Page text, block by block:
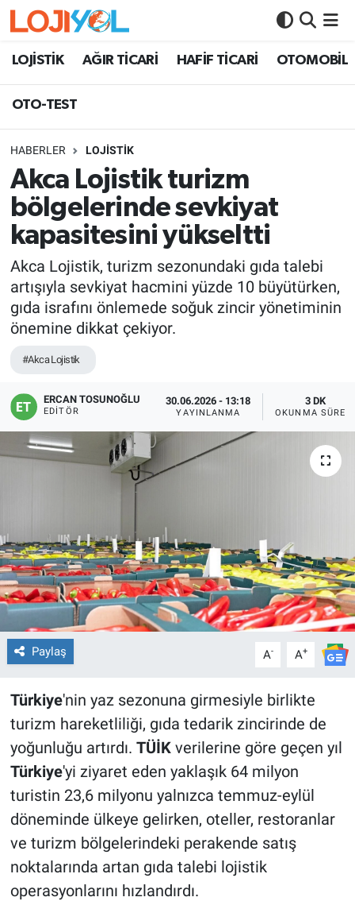
LOJİSTİK AĞIR TİCARİ HAFİF TİCARİ OTOMOBİL
OTO-TEST
HABERLER LOJİSTİK
Akca Lojistik turizm
bölgelerinde sevkiyat
kapasitesini yükseltti
Akca Lojistik, turizm sezonundaki gıda talebi
artışıyla sevkiyat hacmini yüzde 10 büyütürken,
gıda israfını önlemede soğuk zincir yönetiminin
önemine dikkat çekiyor.
#Akca Lojistik
ERCAN TOSUNOĞLU
EDITÖR
30.06.2026 - 13:18
YAYINLANMA
3 DK
OKUNMA SÜRESI
Paylaş A- A+
Türkiye'nin yaz sezonuna girmesiyle birlikte
turizm hareketliliği, gıda tedarik zincirinde de
yoğunluğu artırdı. TÜİKverilerine göre geçen yıl
Türkiye'yi ziyaret eden yaklaşık 64 milyon
turistin 23,6 milyonu yalnızca temmuz-eylül
döneminde ülkeye gelirken, oteller, restoranlar
ve turizm bölgelerindeki perakende satış
noktalarında artan gıda talebi lojistik
operasyonlarını hızlandırdı.
OTO-TEST